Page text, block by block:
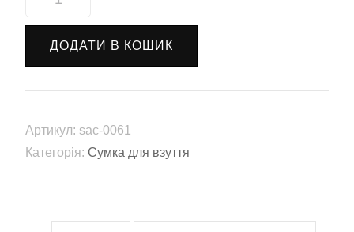
"МЕРЧ
(sac-
0061)
ДОДАТИ В КОШИК
Артикул: sac-0061
Категорія: Сумка для взуття